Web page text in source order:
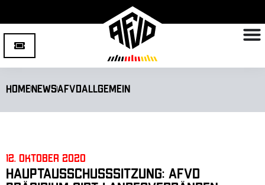
HomeNewsAFVDAllgemein
12. Oktober 2020
Hauptausschusssitzung: AFVD